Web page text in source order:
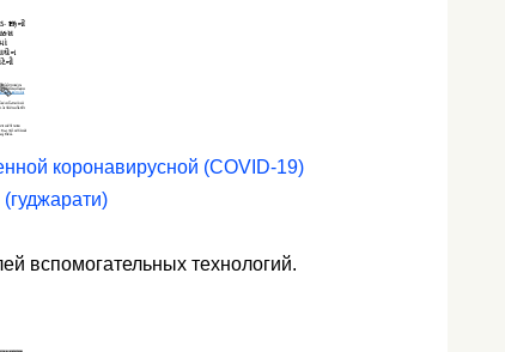
коронавирусной (COVID-19)
вспомогательных технологий.